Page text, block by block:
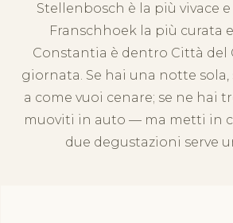
Stellenbosch è la più vivace
Franschhoek la più curata
Constantia è dentro Città del
giornata. Se hai una notte
a come vuoi cenare; se ne hai
muoviti in auto — ma metti in
due degustazioni serve